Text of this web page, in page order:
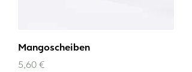
Mangoscheiben
Preis
5,60 €